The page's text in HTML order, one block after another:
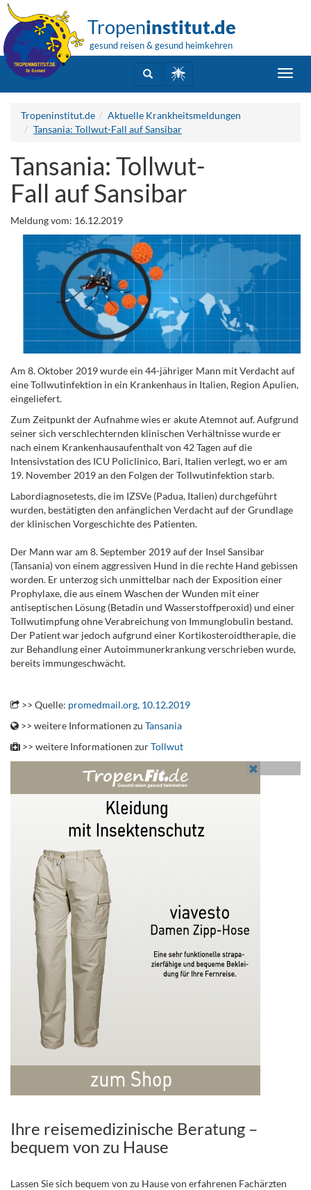
Tropeninstitut.de
gesund reisen & gesund heimkehren
Tropeninstitut.de
Aktuelle Krankheitsmeldungen
Tansania: Tollwut-Fall auf Sansibar
Tansania: Tollwut-
Fall auf Sansibar
Meldung vom: 16.12.2019
Am 8. Oktober 2019 wurde ein 44-jähriger Mann mit Verdacht auf
eine Tollwutinfektion in ein Krankenhaus in Italien, Region Apulien,
eingeliefert.
Zum Zeitpunkt der Aufnahme wies er akute Atemnot auf. Aufgrund
seiner sich verschlechternden klinischen Verhältnisse wurde er
nach einem Krankenhausaufenthalt von 42 Tagen auf die
Intensivstation des ICU Policlinico, Bari, Italien verlegt, wo er am
19. November 2019 an den Folgen der Tollwutinfektion starb.
Labordiagnosetests, die im IZSVe (Padua, Italien) durchgeführt
wurden, bestätigten den anfänglichen Verdacht auf der Grundlage
der klinischen Vorgeschichte des Patienten.
Der Mann war am 8. September 2019 auf der Insel Sansibar
(Tansania) von einem aggressiven Hund in die rechte Hand gebissen
worden. Er unterzog sich unmittelbar nach der Exposition einer
Prophylaxe, die aus einem Waschen der Wunden mit einer
antiseptischen Lösung (Betadin und Wasserstoffperoxid) und einer
Tollwutimpfung ohne Verabreichung von Immunglobulin bestand.
Der Patient war jedoch aufgrund einer Kortikosteroidtherapie, die
zur Behandlung einer Autoimmunerkrankung verschrieben wurde,
bereits immungeschwächt.
>> Quelle: promedmail.org, 10.12.2019
>> weitere Informationen zu Tansania
>> weitere Informationen zurTollwut
Ihre reisemedizinische Beratung –
bequem von zu Hause
Lassen Sie sich bequem von zu Hause von erfahrenen Fachärzten